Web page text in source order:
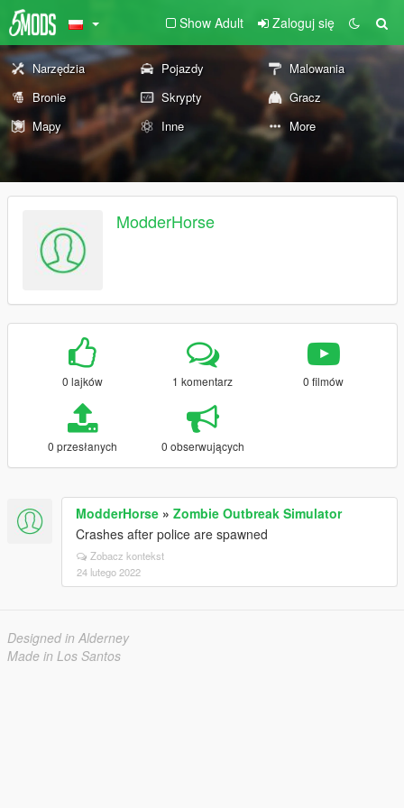
Show Adult Zaloguj się
Narzędzia Pojazdy
Malowania
Bronie
Skrypty
Gracz
Mapy
Inne More
ModderHorse
0 lajków 1 komentarz 0 filmów
0 przesłanych 0 obserwujących
ModderHorse » Zombie Outbreak Simulator
Crashes after police are spawned
Zobacz kontekst
24 lutego 2022
Designed in Alderney
Made in Los Santos